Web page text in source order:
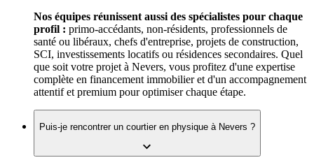
Nos équipes réunissent aussi des spécialistes pour chaque
profil : primo-accédants, non-résidents, professionnels de
santé ou libéraux, chefs d'entreprise, projets de construction,
SCI, investissements locatifs ou résidences secondaires. Quel
que soit votre projet à Nevers, vous profitez d'une expertise
complète en financement immobilier et d'un accompagnement
attentif et premium pour optimiser chaque étape.
Puis-je rencontrer un courtier en physique à Nevers ?